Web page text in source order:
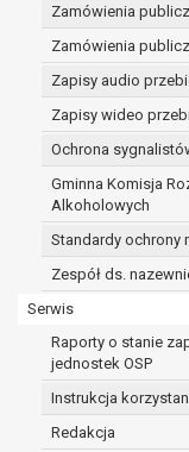
Zamówienia
Zamówienia
Zapisy audio
Zapisy wideo
Ochrona
Gminna Komisja
Alkoholowych
Standardy ochrony
Zespół ds.
Serwis
Raporty o stanie
jednostek OSP
Instrukcja
Redakcja